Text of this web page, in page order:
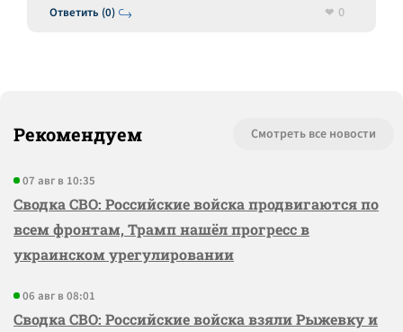
Ответить (0)
0
Рекомендуем Смотреть все новости
07 авг в 10:35
Сводка СВО: Российские войска продвигаются по
всем фронтам, Трамп нашёл прогресс в
украинском урегулировании
06 авг в 08:01
Сводка СВО: Российские войска взяли Рыжевку и